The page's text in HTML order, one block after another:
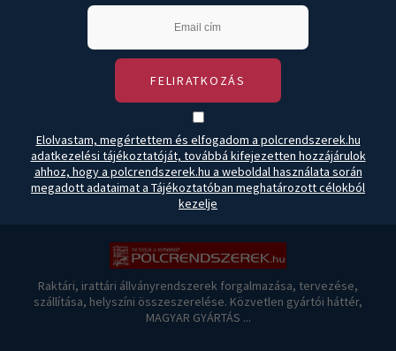
FELIRATKOZÁS
Elolvastam, megértettem és elfogadom a polcrendszerek.hu
adatkezelési tájékoztatóját, továbbá kifejezetten hozzájárulok
ahhoz, hogy a polcrendszerek.hu a weboldal használata során
megadott adataimat a Tájékoztatóban meghatározott célokból
kezelje
Raktári, irattári állványrendszerek forgalmazása, tervezése,
szállítása, helyszíni összeszerelése. Közvetlen gyártói háttér,
MAGYAR GYÁRTÁS ...